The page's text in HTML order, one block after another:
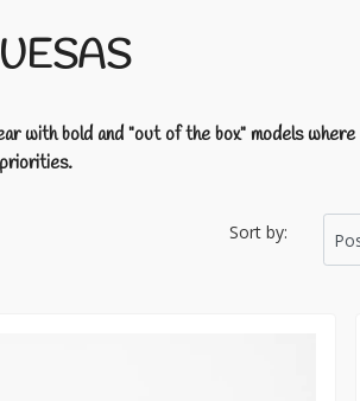
with bold and "out of the box" models where
.
Sort by: